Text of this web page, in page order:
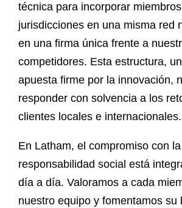
técnica para incorporar
jurisdicciones en una misma red
en una firma única frente a
competidores. Esta estructura,
apuesta firme por la innovación,
responder con solvencia a los
clientes locales e internacionales.
En Latham, el compromiso con la
responsabilidad social está
día a día. Valoramos a cada
nuestro equipo y fomentamos su